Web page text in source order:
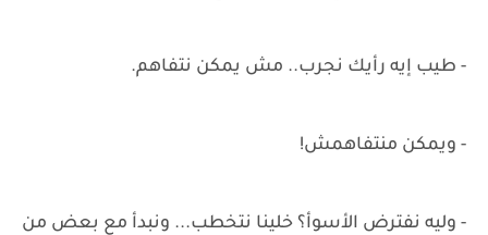
- طيب إيه رأيك نجرب.. مش يمكن نتفاهم.
- ويمكن منتفاهمش!
- وليه نفترض الأسوأ؟ خلينا نتخطب... ونبدأ مع بعض من